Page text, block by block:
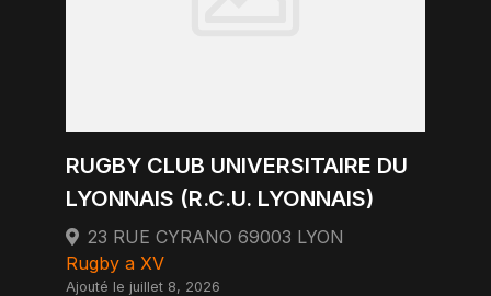
RUGBY CLUB UNIVERSITAIRE DU
LYONNAIS (R.C.U. LYONNAIS)
23 RUE CYRANO 69003 LYON
Rugby a XV
Ajouté le juillet 8, 2026